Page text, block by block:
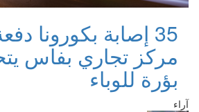
35 إصابة بكورونا
مركز تجاري بفاس
بؤرة للوباء
آراء